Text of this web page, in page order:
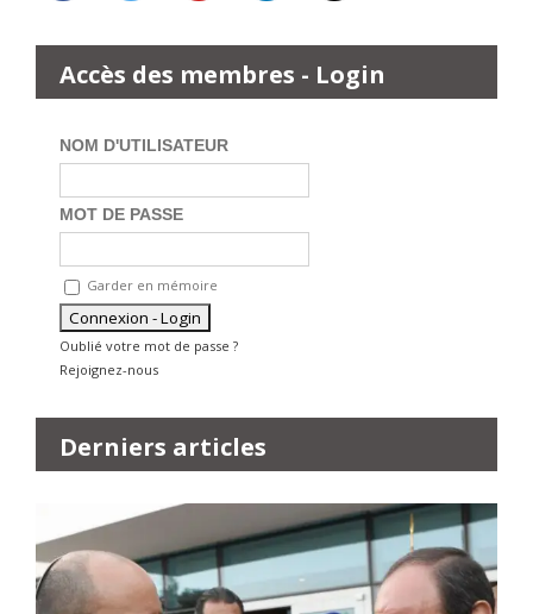
Accès des membres - Login
NOM D'UTILISATEUR
MOT DE PASSE
Garder en mémoire
Oublié votre mot de passe ?
Rejoignez-nous
Derniers articles